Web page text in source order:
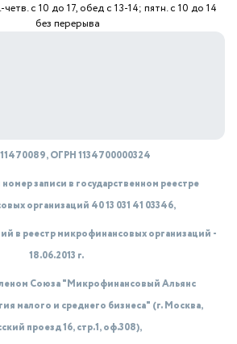
с 10 до 17, обед с 13-14; пятн. с 10 до 14
без перерыва
ОГРН 1134700000324
записи в государственном реестре
организаций 40 13 031 41 03346,
в реестр микрофинансовых организаций -
18.06.2013 г.
Союза "Микрофинансовый Альянс
малого и среднего бизнеса" (г. Москва,
проезд 16, стр.1, оф.308),